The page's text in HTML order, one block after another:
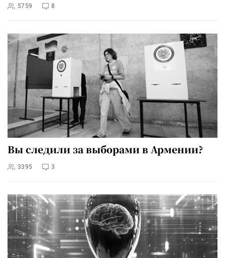
5759 8
Вы следили за выборами в Армении?
3395 3